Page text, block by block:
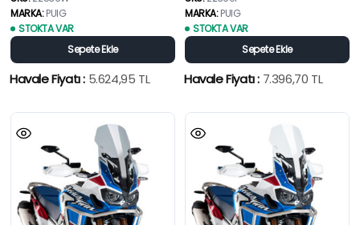
MARKA:PUIG
STOKTA VAR
Sepete Ekle
Havale Fiyatı : 5.624,95 TL
MARKA:PUIG
STOKTA VAR
Sepete Ekle
Havale Fiyatı : 7.396,70 TL